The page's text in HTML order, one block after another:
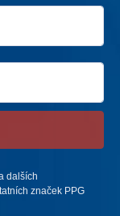
dalších
značek PPG